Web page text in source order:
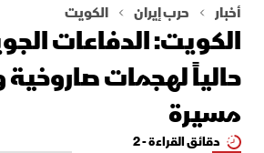
أخبار حرب إيران الكويت
الكويت: الدفاعات
حالياً لهجمات
مسيرة
دقائق القراءة - 2